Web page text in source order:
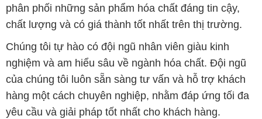
phân phối những sản phẩm hóa chất đáng tin cậy,
chất lượng và có giá thành tốt nhất trên thị trường.
Chúng tôi tự hào có đội ngũ nhân viên giàu kinh
nghiệm và am hiểu sâu về ngành hóa chất. Đội ngũ
của chúng tôi luôn sẵn sàng tư vấn và hỗ trợ khách
hàng một cách chuyên nghiệp, nhằm đáp ứng tối đa
yêu cầu và giải pháp tốt nhất cho khách hàng.